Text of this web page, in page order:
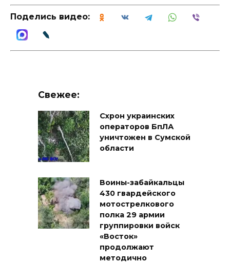
Поделись видео:
Свежее:
Схрон украинских
операторов БпЛА
уничтожен в Сумской
области
Воины-забайкальцы
430 гвардейского
мотострелкового
полка 29 армии
группировки войск
«Восток»
продолжают
методично